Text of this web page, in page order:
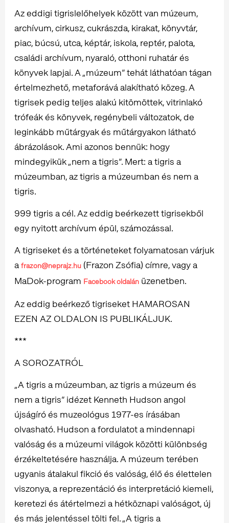
Az eddigi tigrislelőhelyek között van múzeum,
archívum, cirkusz, cukrászda, kirakat, könyvtár,
piac, búcsú, utca, képtár, iskola, reptér, palota,
családi archívum, nyaraló, otthoni ruhatár és
könyvek lapjai. A „múzeum” tehát láthatóan tágan
értelmezhető, metaforává alakítható közeg. A
tigrisek pedig teljes alakú kitömöttek, vitrinlakó
trófeák és könyvek, regénybeli változatok, de
leginkább műtárgyak és műtárgyakon látható
ábrázolások. Ami azonos bennük: hogy
mindegyikük „nem a tigris”. Mert: a tigris a
múzeumban, az tigris a múzeumban és nem a
tigris.
999 tigris a cél. Az eddig beérkezett tigrisekből
egy nyitott archívum épül, számozással.
A tigriseket és a történeteket folyamatosan várjuk
afrazon@neprajz.hu (Frazon Zsófia) címre, vagy a
MaDok-program Facebook oldalán üzenetben.
Az eddig beérkező tigriseket HAMAROSAN
EZEN AZ OLDALON IS PUBLIKÁLJUK.
***
A SOROZATRÓL
„A tigris a múzeumban, az tigris a múzeum és
nem a tigris” idézet Kenneth Hudson angol
újságíró és muzeológus 1977-es írásában
olvasható. Hudson a fordulatot a mindennapi
valóság és a múzeumi világok közötti különbség
érzékeltetésére használja. A múzeum terében
ugyanis átalakul fikció és valóság, élő és élettelen
viszonya, a reprezentáció és interpretáció kiemeli,
keretezi és átértelmezi a hétköznapi valóságot, új
és más jelentéssel tölti fel. „A tigris a